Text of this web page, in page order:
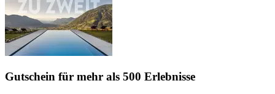
Gutschein für mehr als 500 Erlebnisse